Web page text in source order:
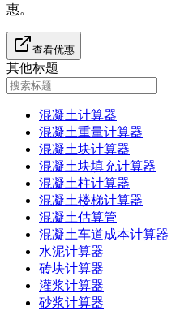
惠。
查看优惠
其他标题
混凝土计算器
混凝土重量计算器
混凝土块计算器
混凝土块填充计算器
混凝土柱计算器
混凝土楼梯计算器
混凝土估算管
混凝土车道成本计算器
水泥计算器
砖块计算器
灌浆计算器
砂浆计算器